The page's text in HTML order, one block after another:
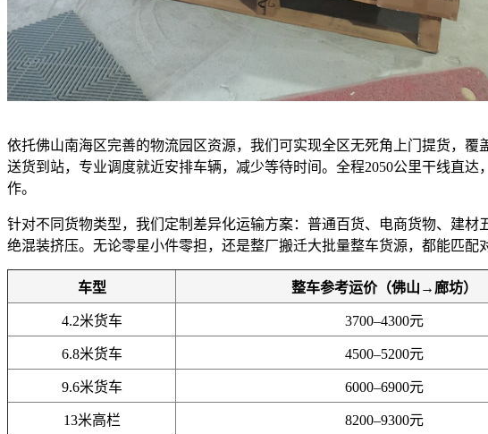
依托佛山南海区完善的物流园区资源，我们可实现全区无死角上门提货，
送货到站，专业调度就近安排车辆，减少等待时间。全程2050公里干线直
作。
针对不同货物类型，我们定制差异化运输方案：普通百货、电商货物、建
绝混装挤压。无论零星小件零担，还是整厂搬迁大批量整车货源，都能匹配
车型 整车参考运价（佛山→廊坊）
4.2米货车 3700–4300元
6.8米货车 4500–5200元
9.6米货车 6000–6900元
13米高栏 8200–9300元